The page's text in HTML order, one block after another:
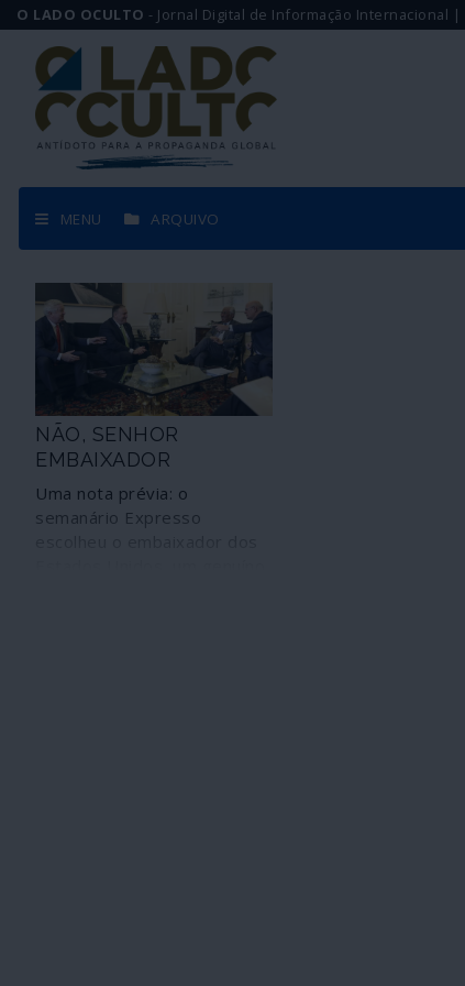
O LADO OCULTO - Jornal Digital de Informação Internacional |
MENU ARQUIVO
NÃO, SENHOR
EMBAIXADOR
Uma nota prévia: o
semanário Expresso